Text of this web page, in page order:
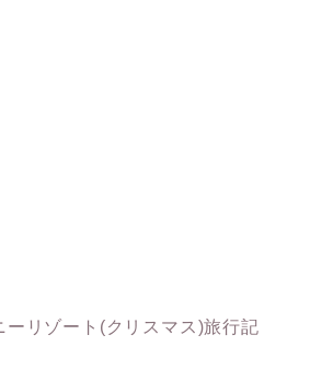
リゾート(クリスマス)旅行記